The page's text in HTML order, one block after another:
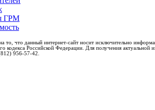
ГРМ
то, что данный интернет-сайт носит исключительно
кодекса Российской Федерации. Для получения
956-57-42.